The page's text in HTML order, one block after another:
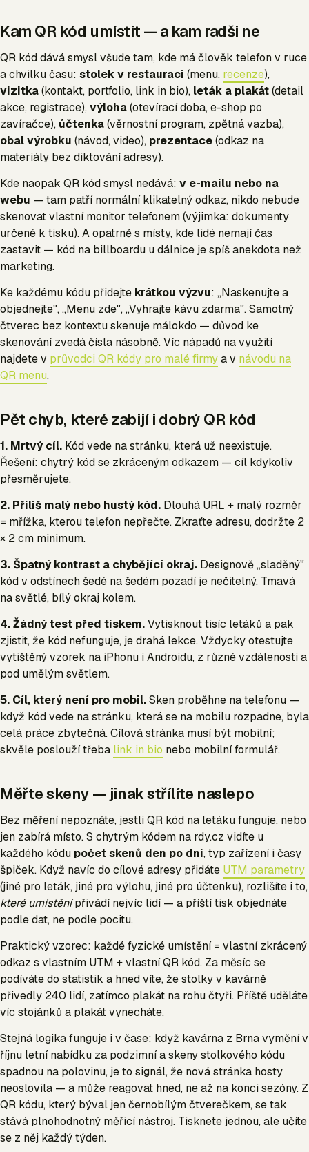
Kam QR kód umístit — a kam radši ne
QR kód dává smysl všude tam, kde má člověk telefon v ruce
a chvilku času: stolek v restauraci (menu, recenze),
vizitka(kontakt, portfolio, link in bio), leták a plakát(detail
akce, registrace),výloha(otevírací doba, e-shop po
zavíračce), účtenka(věrnostní program, zpětná vazba),
obal výrobku (návod, video), prezentace(odkaz na
materiály bez diktování adresy).
Kde naopak QR kód smysl nedává: v e-mailu nebo na
webu — tam patří normální klikatelný odkaz, nikdo nebude
skenovat vlastní monitor telefonem (výjimka: dokumenty
určené k tisku). A opatrně s místy, kde lidé nemají čas
zastavit — kód na billboardu u dálnice je spíš anekdota než
marketing.
Ke každému kódu přidejte krátkou výzvu: „Naskenujte a
objednejte", „Menu zde", „Vyhrajte kávu zdarma". Samotný
čtverec bez kontextu skenuje málokdo — důvod ke
skenování zvedá čísla násobně. Víc nápadů na využití
najdete v průvodci QR kódy pro malé firmya v návodu na
QR menu.
Pět chyb, které zabijí i dobrý QR kód
1. Mrtvý cíl. Kód vede na stránku, která už neexistuje.
Řešení: chytrý kód se zkráceným odkazem — cíl kdykoliv
přesměrujete.
2. Příliš malý nebo hustý kód. Dlouhá URL + malý rozměr
= mřížka, kterou telefon nepřečte. Zkraťte adresu, dodržte 2
× 2 cm minimum.
3. Špatný kontrast a chybějící okraj. Designově „sladěný"
kód v odstínech šedé na šedém pozadí je nečitelný. Tmavá
na světlé, bílý okraj kolem.
4. Žádný test před tiskem.Vytisknout tisíc letáků a pak
zjistit, že kód nefunguje, je drahá lekce. Vždycky otestujte
vytištěný vzorek na iPhonu i Androidu, z různé vzdálenosti a
pod umělým světlem.
5. Cíl, který není pro mobil.Sken proběhne na telefonu —
když kód vede na stránku, která se na mobilu rozpadne, byla
celá práce zbytečná. Cílová stránka musí být mobilní;
skvěle poslouží třeba link in bio nebo mobilní formulář.
Měřte skeny — jinak střílíte naslepo
Bez měření nepoznáte, jestli QR kód na letáku funguje, nebo
jen zabírá místo. S chytrým kódem na rdy.cz vidíte u
každého kódu počet skenů den po dni, typ zařízení i časy
špiček. Když navíc do cílové adresy přidáte UTM parametry
(jiné pro leták, jiné pro výlohu, jiné pro účtenku), rozlišíte i to,
které umístěnípřivádí nejvíc lidí — a příští tisk objednáte
podle dat, ne podle pocitu.
Praktický vzorec: každé fyzické umístění = vlastní zkrácený
odkaz s vlastním UTM + vlastní QR kód. Za měsíc se
podíváte do statistik a hned víte, že stolky v kavárně
přivedly 240 lidí, zatímco plakát na rohu čtyři. Příště uděláte
víc stojánků a plakát vynecháte.
Stejná logika funguje i v čase: když kavárna z Brna vymění v
říjnu letní nabídku za podzimní a skeny stolkového kódu
spadnou na polovinu, je to signál, že nová stránka hosty
neoslovila — a může reagovat hned, ne až na konci sezóny. Z
QR kódu, který býval jen černobílým čtverečkem, se tak
stává plnohodnotný měřicí nástroj. Tisknete jednou, ale učíte
se z něj každý týden.